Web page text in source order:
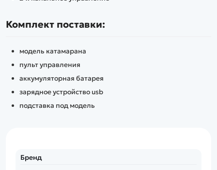
Комплект поставки:
модель катамарана
пульт управления
аккумуляторная батарея
зарядное устройство usb
подставка под модель
Бренд